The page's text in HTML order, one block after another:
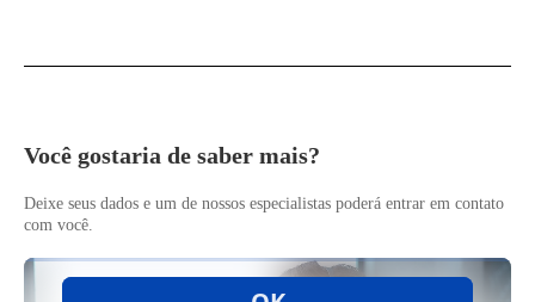
Você gostaria de saber mais?
Deixe seus dados e um de nossos especialistas poderá entrar em contato
com você.